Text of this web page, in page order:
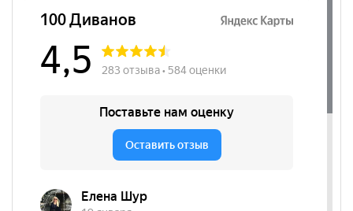
Вес, кг
25.0
Наличие
подлокотников
нет
Декоративные
нет
Аврора
Скандинавский